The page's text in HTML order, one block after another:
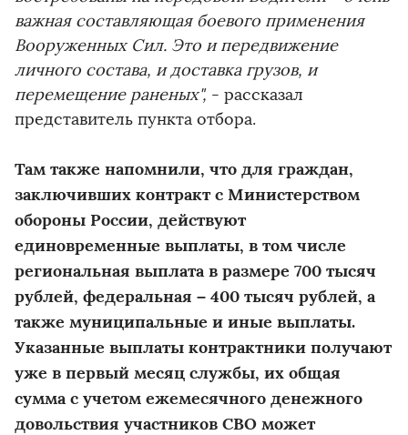
важная составляющая боевого применения
Вооруженных Сил. Это и передвижение
личного состава, и доставка грузов, и
перемещение раненых", - рассказал
представитель пункта отбора.
Там также напомнили, что для граждан,
заключивших контракт с Министерством
обороны России, действуют
единовременные выплаты, в том числе
региональная выплата в размере 700 тысяч
рублей, федеральная – 400 тысяч рублей, а
также муниципальные и иные выплаты.
Указанные выплаты контрактники получают
уже в первый месяц службы, их общая
сумма с учетом ежемесячного денежного
довольствия участников СВО может